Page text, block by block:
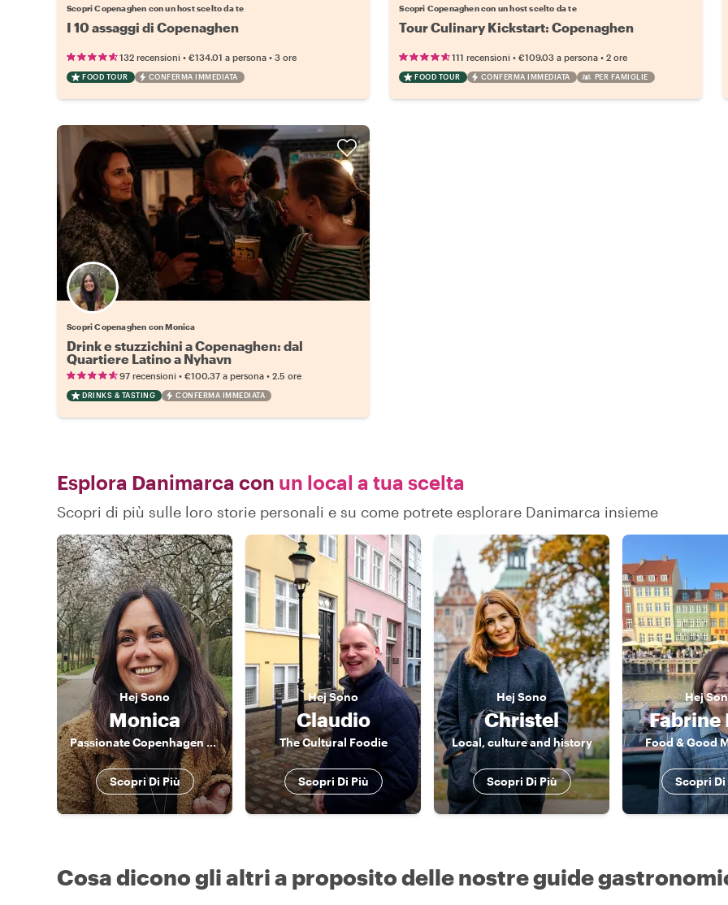
Scopri Copenaghen con un host scelto da te
I 10 assaggi di Copenaghen
132 recensioni • €134.01 a persona • 3 ore
FOOD TOUR CONFERMA IMMEDIATA
Scopri Copenaghen con un host scelto da te
Tour Culinary Kickstart: Copenaghen
111 recensioni •€109.03 a persona •2 ore
FOOD TOUR CONFERMA IMMEDIATA PER FAMIGLIE
Scopri Copenaghen con Monica
Drink e stuzzichini a Copenaghen: dal
Quartiere Latino a Nyhavn
97 recensioni • €100.37 a persona • 2.5 ore
DRINKS & TASTING CONFERMA IMMEDIATA
Esplora Danimarca con un local a tua scelta
Scopri di più sulle loro storie personali e su come potrete esplorare Danimarca insieme
HejSono
Monica
Passionate Copenhagen Guide – Discover Food, Art & Nature with a Local
Scopri Di Più
HejSono
Claudio
The Cultural Foodie
Scopri Di Più
HejSono
Christel
Local, culture and history
Scopri Di Più
Hej
Fabrine
Food & Good
Scopri Di
Cosa dicono gli altri a proposito delle nostre guide